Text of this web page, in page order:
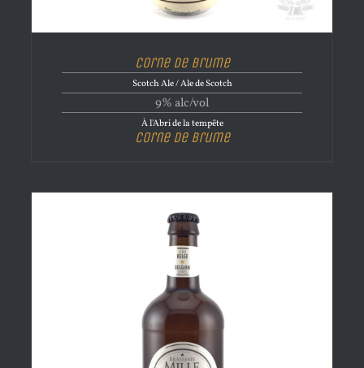
Corne de brume
Scotch Ale / Ale de Scotch
9% alc/vol
À l'Abri de la tempête
Corne de brume